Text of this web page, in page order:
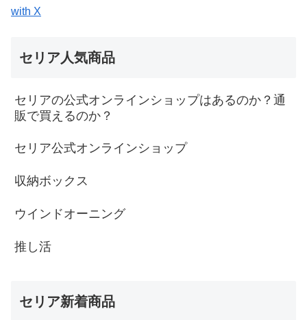
with X
セリア人気商品
セリアの公式オンラインショップはあるのか？通
販で買えるのか？
セリア公式オンラインショップ
収納ボックス
ウインドオーニング
推し活
セリア新着商品